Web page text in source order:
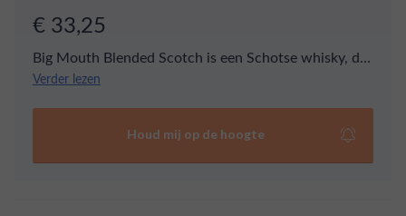
€ 33,25
Big Mouth Blended Scotch is een Schotse whisky, die
voor de helft uit single grain whisky’s bestaat en voor
honingtonen, aangevuld met een hint van turkrook.
Qua smaak overheersen kruidige accenten, vooral
Verder lezen
Houd mij op de hoogte